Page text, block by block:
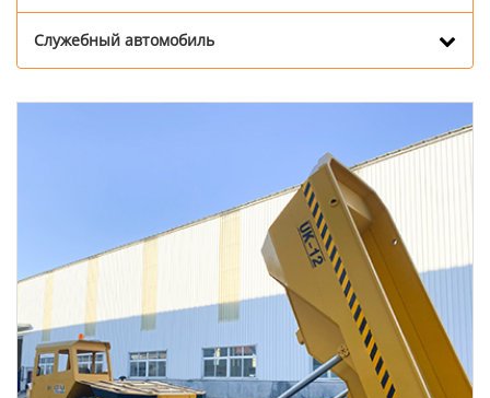
Служебный автомобиль